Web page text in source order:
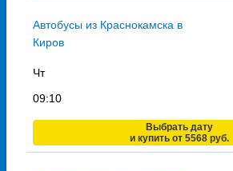
Автобусы из Краснокамска в
Киров
Чт
09:10
Выбрать дату
и купить от 5568 руб.